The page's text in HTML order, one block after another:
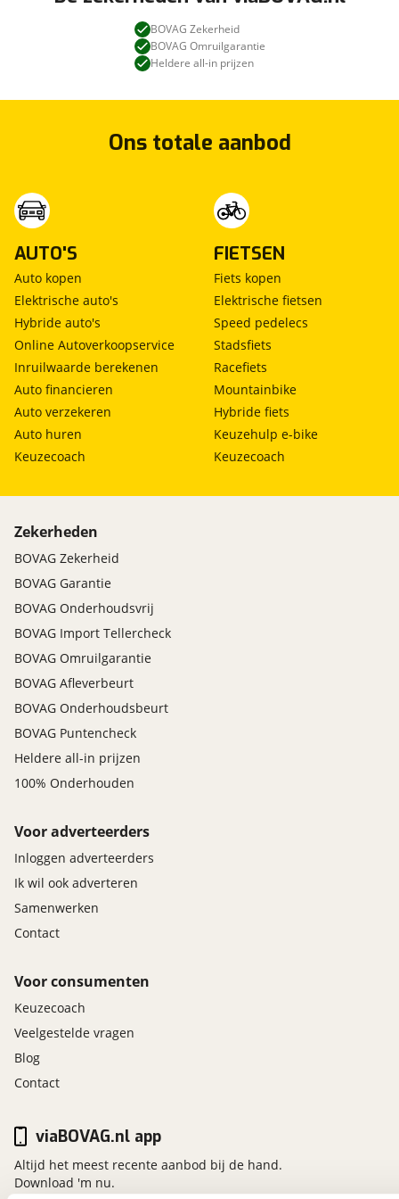
BOVAG Zekerheid
BOVAG Omruilgarantie
Heldere all-in prijzen
Ons totale aanbod
AUTO'S
Auto kopen
Elektrische auto's
Hybride auto's
Online Autoverkoopservice
Inruilwaarde berekenen
Auto financieren
Auto verzekeren
Auto huren
Keuzecoach
FIETSEN
Fiets kopen
Elektrische fietsen
Speed pedelecs
Stadsfiets
Racefiets
Mountainbike
Hybride fiets
Keuzehulp e-bike
Keuzecoach
Zekerheden
BOVAG Zekerheid
BOVAG Garantie
BOVAG Onderhoudsvrij
BOVAG Import Tellercheck
BOVAG Omruilgarantie
BOVAG Afleverbeurt
BOVAG Onderhoudsbeurt
BOVAG Puntencheck
Heldere all-in prijzen
100% Onderhouden
Voor adverteerders
Inloggen adverteerders
Ik wil ook adverteren
Samenwerken
Contact
Voor consumenten
Keuzecoach
Veelgestelde vragen
Blog
Contact
viaBOVAG.nl app
Altijd het meest recente aanbod bij de hand.
Download 'm nu.